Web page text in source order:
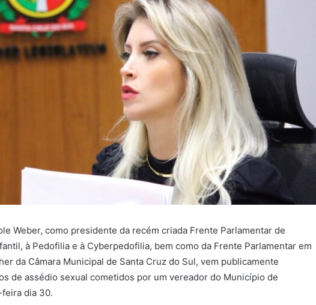
Weber, como presidente da recém criada Frente Parlamentar de
à Pedofilia e à Cyberpedofilia, bem como da Frente Parlamentar em
da Câmara Municipal de Santa Cruz do Sul, vem publicamente
de assédio sexual cometidos por um vereador do Município de
dia 30.